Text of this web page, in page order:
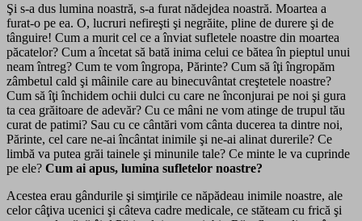
Şi s-a dus lumina noastră, s-a furat nădejdea noastră. Moartea a
furat-o pe ea. O, lucruri nefireşti şi negrăite, pline de durere şi de
tânguire! Cum a murit cel ce a înviat sufletele noastre din moartea
păcatelor? Cum a încetat să bată inima celui ce bătea în pieptul unui
neam întreg? Cum te vom îngropa, Părinte? Cum să îţi îngropăm
zâmbetul cald şi mâinile care au binecuvântat creştetele noastre?
Cum să îţi închidem ochii dulci cu care ne înconjurai pe noi şi gura
ta cea grăitoare de adevăr? Cu ce mâni ne vom atinge de trupul tău
curat de patimi? Sau cu ce cântări vom cânta ducerea ta dintre noi,
Părinte, cel care ne-ai încântat inimile şi ne-ai alinat durerile? Ce
limbă va putea grăi tainele şi minunile tale? Ce minte le va cuprinde
pe ele? Cum ai apus, lumina sufletelor noastre?
Acestea erau gândurile şi simţirile ce năpădeau inimile noastre, ale
celor câţiva ucenici şi câteva cadre medicale, ce stăteam cu frică şi